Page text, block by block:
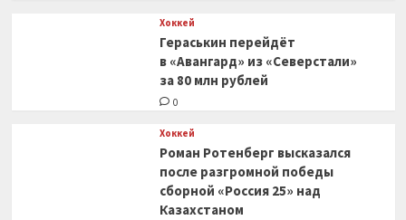
Хоккей
Гераськин перейдёт
в «Авангард» из «Северстали»
за 80 млн рублей
0
Хоккей
Роман Ротенберг высказался
после разгромной победы
сборной «Россия 25» над
Казахстаном